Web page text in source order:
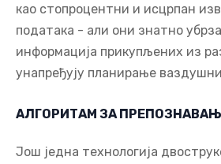
као стопроцентни и исцрпан
података - али они знатно
информација прикупљених из
унапређују планирање
АЛГОРИТАМ ЗА
Још једна технологија